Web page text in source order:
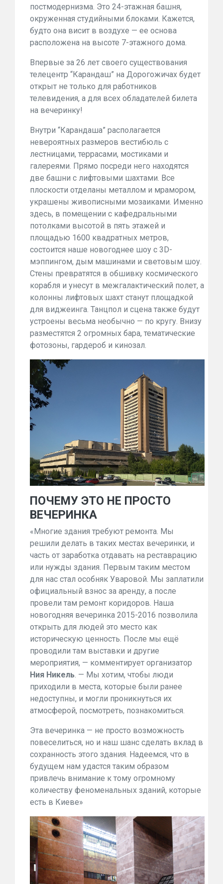
постмодернизма. Это 24-этажная башня,
окруженная студийными блоками. Кажется,
будто она висит в воздухе — ее основа
расположена на высоте 7-этажного дома.
Впервые за 26 лет своего существования
телецентр “Карандаш” на Дорогожичах будет
открыт не только для работников
телевидения, а для всех обладателей билета
на вечеринку!
Внутри “Карандаша” располагается
невероятных размеров вестибюль с
лестницами, террасами, мостиками и
галереями. Прямо посреди него находятся
две башни с лифтовыми шахтами. Все
плоскости отделаны металлом и мрамором,
украшены живописными мозаиками. Именно
здесь, в помещении с кафедральными
потолками высотой в пять этажей и
площадью 1600 квадратных метров,
состоится наше новогоднее шоу с 3D-
мэппингом, дым машинами и световым шоу.
Стены превратятся в обшивку космического
корабля и унесут в межгалактический полет, а
колонны лифтовых шахт станут площадкой
для виджеинга. Танцпол и сцена также будут
устроены весьма необычно — по кругу. Внизу
разместятся 2 огромных бара, тематические
фотозоны, гардероб и кинозал.
ПОЧЕМУ ЭТО НЕ ПРОСТО
ВЕЧЕРИНКА
«Многие здания требуют ремонта. Мы
решили делать в таких местах вечеринки, и
часть от заработка отдавать на реставрацию
или нужды здания. Первым таким местом
для нас стал особняк Уваровой. Мы заплатили
официальный взнос за аренду, а после
провели там ремонт коридоров. Наша
новогодняя вечеринка 2015-2016 позволила
открыть для людей это место как
историческую ценность. После мы ещё
проводили там выставки и другие
мероприятия, — комментирует организатор
Ния Никель. — Мы хотим, чтобы люди
приходили в места, которые были ранее
недоступны, и могли проникнуться их
атмосферой, посмотреть, познакомиться.
Эта вечеринка — не просто возможность
повеселиться, но и наш шанс сделать вклад в
сохранность этого здания. Надеемся, что в
будущем нам удастся таким образом
привлечь внимание к тому огромному
количеству феноменальных зданий, которые
есть в Киеве»